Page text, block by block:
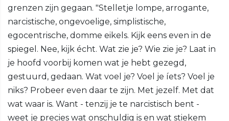
grenzen zijn gegaan. "Stelletje lompe, arrogante,
narcistische, ongevoelige, simplistische,
egocentrische, domme eikels. Kijk eens even in de
spiegel. Nee, kijk écht. Wat zie je? Wie zie je? Laat in
je hoofd voorbij komen wat je hebt gezegd,
gestuurd, gedaan. Wat voel je? Voel je íets? Voel je
niks? Probeer even daar te zijn. Met jezelf. Met dat
wat waar is. Want - tenzij je te narcistisch bent -
weet je precies wat onschuldig is en wat stiekem